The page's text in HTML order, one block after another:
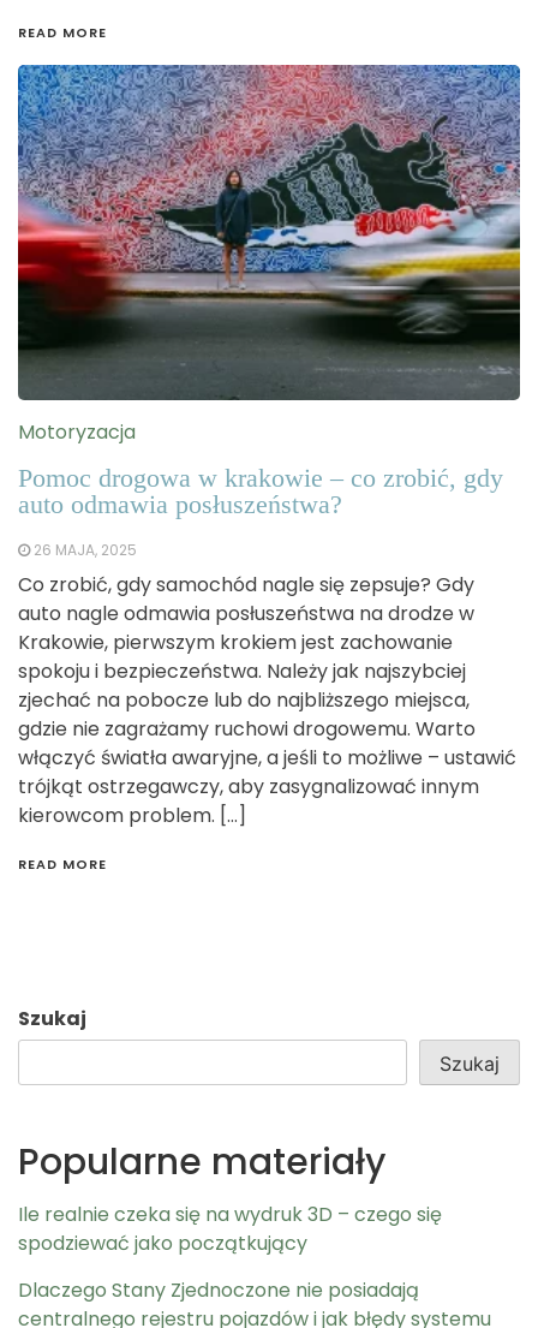
READ MORE
Motoryzacja
Pomoc drogowa w krakowie – co zrobić, gdy
auto odmawia posłuszeństwa?
26 MAJA, 2025
Co zrobić, gdy samochód nagle się zepsuje? Gdy
auto nagle odmawia posłuszeństwa na drodze w
Krakowie, pierwszym krokiem jest zachowanie
spokoju i bezpieczeństwa. Należy jak najszybciej
zjechać na pobocze lub do najbliższego miejsca,
gdzie nie zagrażamy ruchowi drogowemu. Warto
włączyć światła awaryjne, a jeśli to możliwe – ustawić
trójkąt ostrzegawczy, aby zasygnalizować innym
kierowcom problem. […]
READ MORE
Szukaj
Szukaj
Popularne materiały
Ile realnie czeka się na wydruk 3D – czego się
spodziewać jako początkujący
Dlaczego Stany Zjednoczone nie posiadają
centralnego rejestru pojazdów i jak błędy systemu